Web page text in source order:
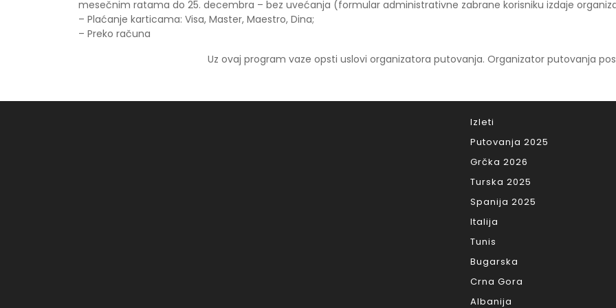
mesečnim ratama do 25. decembra – bez uvećanja (formular administrativne zabrane korisniku izdaje
– Plaćanje karticama: Visa, Master, Maestro, Dina;
– Preko računa
Uz ovaj program vaze opsti uslovi organizatora putovanja. Organizator putovanja
Izleti
Putovanja 2025
Grčka 2026
Turska 2025
Spanija 2025
Italija
Tunis
Bugarska
Crna Gora
Albanija